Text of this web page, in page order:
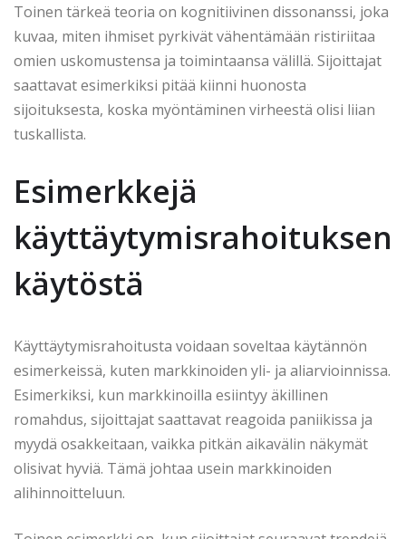
Toinen tärkeä teoria on kognitiivinen dissonanssi, joka
kuvaa, miten ihmiset pyrkivät vähentämään ristiriitaa
omien uskomustensa ja toimintaansa välillä. Sijoittajat
saattavat esimerkiksi pitää kiinni huonosta
sijoituksesta, koska myöntäminen virheestä olisi liian
tuskallista.
Esimerkkejä
käyttäytymisrahoituksen
käytöstä
Käyttäytymisrahoitusta voidaan soveltaa käytännön
esimerkeissä, kuten markkinoiden yli- ja aliarvioinnissa.
Esimerkiksi, kun markkinoilla esiintyy äkillinen
romahdus, sijoittajat saattavat reagoida paniikissa ja
myydä osakkeitaan, vaikka pitkän aikavälin näkymät
olisivat hyviä. Tämä johtaa usein markkinoiden
alihinnoitteluun.